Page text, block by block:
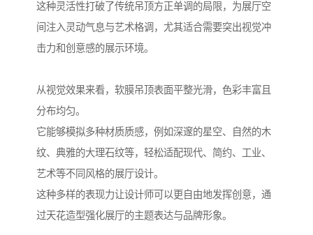
这种灵活性打破了传统吊顶方正单调的局限，为展厅空
间注入灵动气息与艺术格调，尤其适合需要突出视觉冲
击力和创意感的展示环境。
从视觉效果来看，软膜吊顶表面平整光滑，色彩丰富且
分布均匀。
它能够模拟多种材质质感，例如深邃的星空、自然的木
纹、典雅的大理石纹等，轻松适配现代、简约、工业、
艺术等不同风格的展厅设计。
这种多样的表现力让设计师可以更自由地发挥创意，通
过天花造型强化展厅的主题表达与品牌形象。